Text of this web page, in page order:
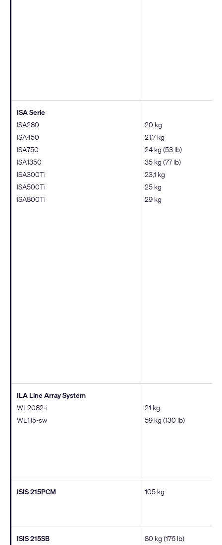
ISA Serie
ISA280
ISA450
ISA750
ISA1350
ISA300Ti
ISA500Ti
ISA800Ti
20 kg
21,7 kg
24 kg (53 lb)
35 kg (77 lb)
23,1 kg
25 kg
29 kg
ILA Line Array System
WL2082-i
WL115-sw
21 kg
59 kg (130 lb)
ISIS 215PCM 105 kg
ISIS 215SB 80 kg (176 lb)